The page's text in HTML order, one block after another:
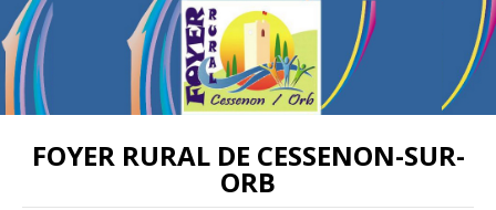
FOYER RURAL DE CESSENON-SUR-
ORB